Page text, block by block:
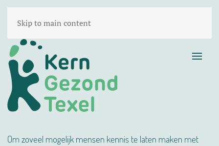
Skip to main content
Om zoveel mogelijk mensen kennis te laten maken met